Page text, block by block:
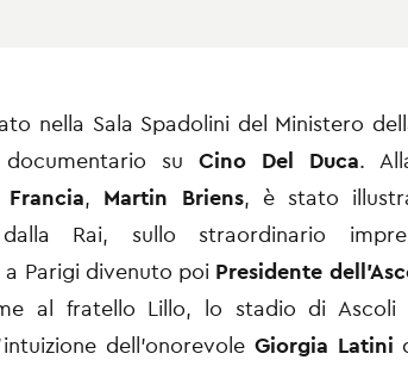
nella Sala Spadolini del Ministero
su Cino Del Duca.
, Martin Briens, è stato
Rai, sullo straordinario
Parigi divenuto poi Presidente
al fratello Lillo, lo stadio di Ascoli
dell'onorevole Giorgia Latini